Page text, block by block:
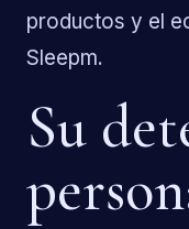
productos y el
Sleepm.
Su